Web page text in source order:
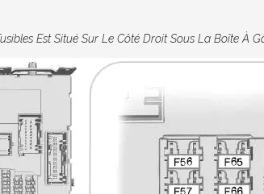
Est Situé Sur Le Côté Droit Sous La Boîte À